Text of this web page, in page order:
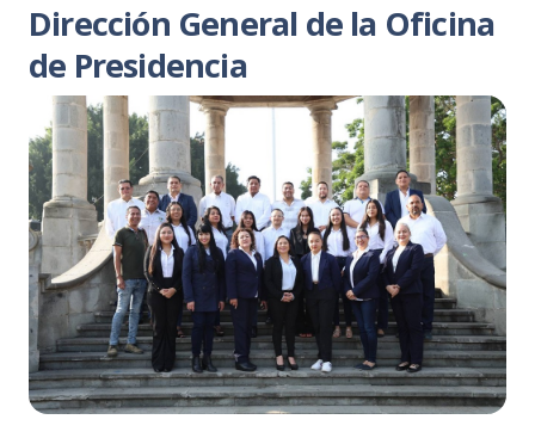
Dirección General de la Oficina
de Presidencia